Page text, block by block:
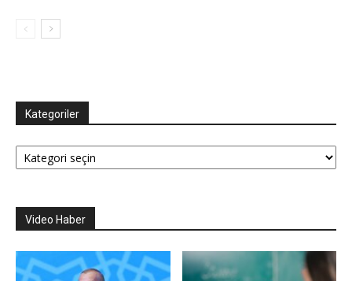
Kategoriler
Kategoriler
Video Haber